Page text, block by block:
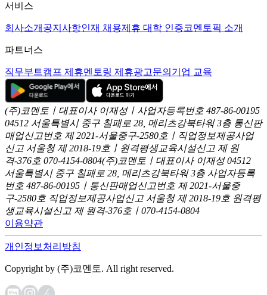
서비스
회사소개 공지사항인재 채용제휴 대학 인증코멘토픽 소개
파트너스
직무부트캠프 제휴멘토링 제휴광고문의 기업 교육
(주)코멘토ㅣ대표이사 이재성ㅣ사업자등록번호 487-86-00195
04512 서울특별시 중구 칠패로 28, 메리츠강북타워 3층 통신판
매업신고번호 제 2021-서울중구-2580호ㅣ직업정보제공사업
신고 서울청 제 2018-19호ㅣ원격평생교육시설신고 제 원
격-376호 070-4154-0804(주)코멘토ㅣ대표이사 이재성 04512
서울특별시 중구 칠패로 28, 메리츠강북타워 3층 사업자등록
번호 487-86-00195ㅣ통신판매업신고번호 제 2021-서울중
구-2580호 직업정보제공사업신고 서울청 제 2018-19호 원격평
생교육시설신고 제 원격-376호ㅣ070-4154-0804
이용약관
개인정보처리방침
Copyright by (주)코멘토. All right reserved.